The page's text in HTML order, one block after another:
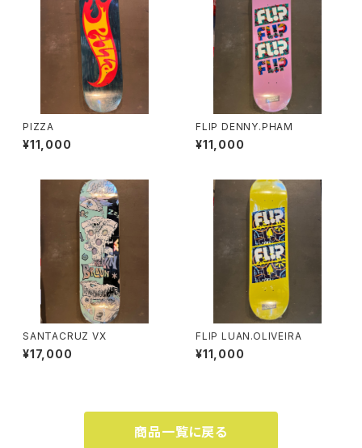
PIZZA
¥11,000
FLIP DENNY.PHAM
¥11,000
SANTACRUZ VX
¥17,000
FLIP LUAN.OLIVEIRA
¥11,000
商品一覧に戻る